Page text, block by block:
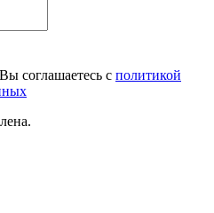
соглашаетесь с политикой